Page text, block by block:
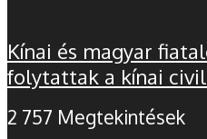
Kínai és magyar
folytattak a kínai
2 757 Megtekintések